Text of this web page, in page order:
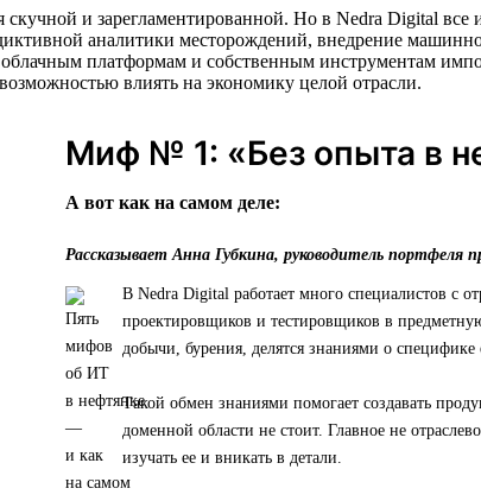
скучной и зарегламентированной. Но в Nedra Digital
аналитики месторождений, внедрение
платформам и собственным инструментам
влиять на экономику целой отрасли.
Миф № 1: «Без опыта в
А вот как на самом деле:
Рассказывает Анна Губкина, руководитель портфеля
В Nedra Digital работает много специалистов с
проектировщиков и тестировщиков в
добычи, бурения, делятся знаниями о
Такой обмен знаниями помогает создавать
доменной области не стоит. Главное не
изучать ее и вникать в детали.